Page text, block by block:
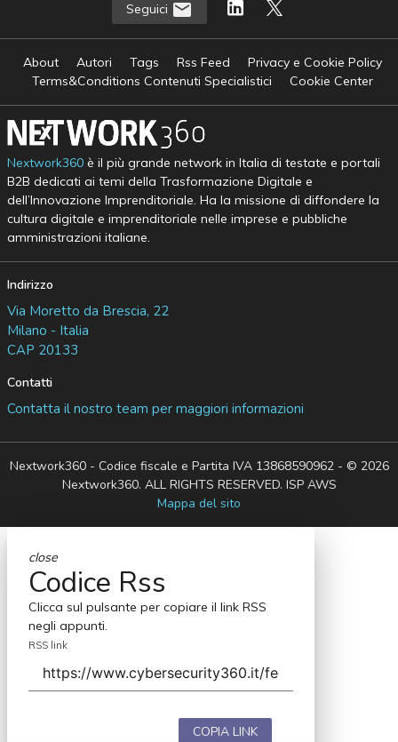
Seguici
About Autori Tags Rss Feed
Privacy e Cookie Policy
Terms&Conditions Contenuti Specialistici
Cookie Center
Nextwork360è il più grande network in Italia di testate e portali
B2B dedicati ai temi della Trasformazione Digitale e
dell’Innovazione Imprenditoriale. Ha la missione di diffondere la
cultura digitale e imprenditoriale nelle imprese e pubbliche
amministrazioni italiane.
Indirizzo
Via Moretto da Brescia, 22
Milano - Italia
CAP 20133
Contatti
Contatta il nostro team per maggiori informazioni
Nextwork360 - Codice fiscale e Partita IVA 13868590962 - © 2026
Nextwork360. ALL RIGHTS RESERVED. ISP AWS
Mappa del sito
close
Codice Rss
Clicca sul pulsante per copiare il link RSS
negli appunti.
RSS link
COPIA LINK